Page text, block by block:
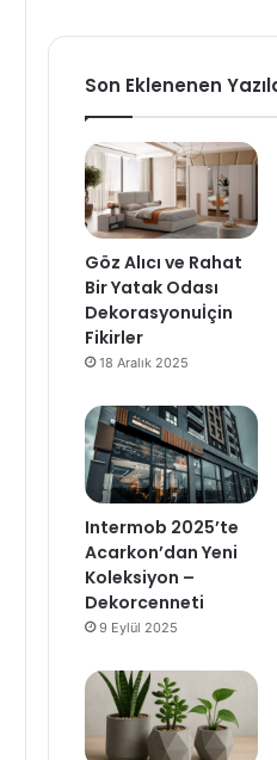
Son Eklenenen
Göz Alıcı ve Rahat
Bir Yatak Odası
Dekorasyonuİçin
Fikirler
18 Aralık 2025
Intermob 2025’te
Acarkon’dan Yeni
Koleksiyon –
Dekorcenneti
9 Eylül 2025